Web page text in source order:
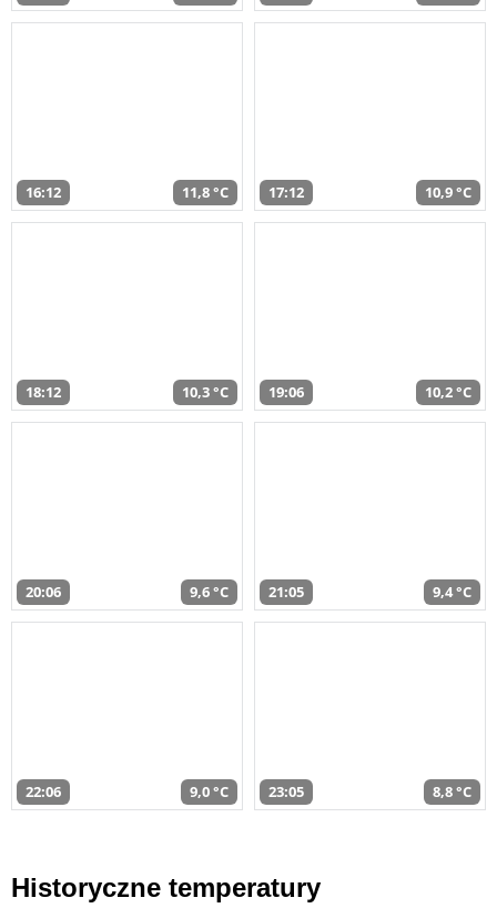
16:12 11,8 °C 17:12 10,9 °C
18:12 10,3 °C 19:06 10,2 °C
20:06 9,6 °C 21:05 9,4 °C
22:06 9,0 °C 23:05 8,8 °C
Historyczne temperatury